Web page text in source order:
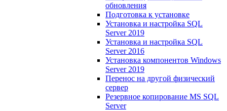
обновления
Подготовка к установке
Установка и настройка SQL
Server 2019
Установка и настройка SQL
Server 2016
Установка компонентов Windows
Server 2019
Перенос на другой физический
сервер
Резервное копирование MS SQL
Server